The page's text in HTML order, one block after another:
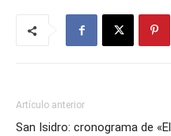
Artículo anterior
San Isidro: cronograma de «El